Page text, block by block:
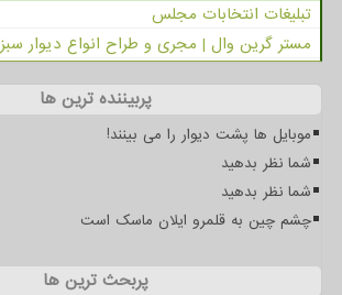
تبلیغات انتخابات مجلس
مستر گرین وال | مجری و طراح انواع دیوار سبز
پربیننده ترین ها
موبایل ها پشت دیوار را می بینند!
شما نظر بدهید
شما نظر بدهید
چشم چین به قلمرو ایلان ماسک است
پربحث ترین ها